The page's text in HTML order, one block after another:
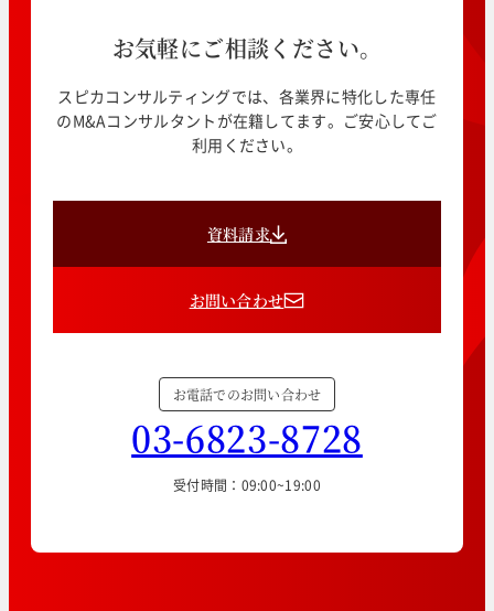
お気軽にご相談ください。
スピカコンサルティングでは、各業界に特化した専任
のM&Aコンサルタントが在籍してます。ご安心してご
利用ください。
資料請求
お問い合わせ
お電話でのお問い合わせ
03-6823-8728
受付時間：09:00~19:00